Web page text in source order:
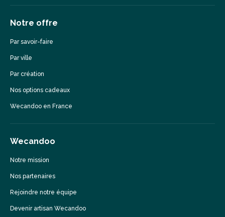
Notre offre
Par savoir-faire
Par ville
Par création
Nos options cadeaux
Wecandoo en France
Wecandoo
Notre mission
Nos partenaires
Rejoindre notre équipe
Devenir artisan Wecandoo